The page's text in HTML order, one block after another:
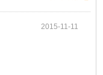
2015-11-11